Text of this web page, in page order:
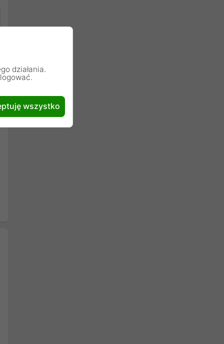
działania.
wszystko